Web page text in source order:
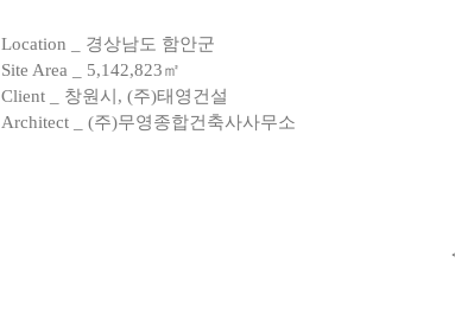
Location _ 경상남도 함안군
Site Area _ 5,142,823㎡
Client _ 창원시, (주)태영건설
Architect _ (주)무영종합건축사사무소